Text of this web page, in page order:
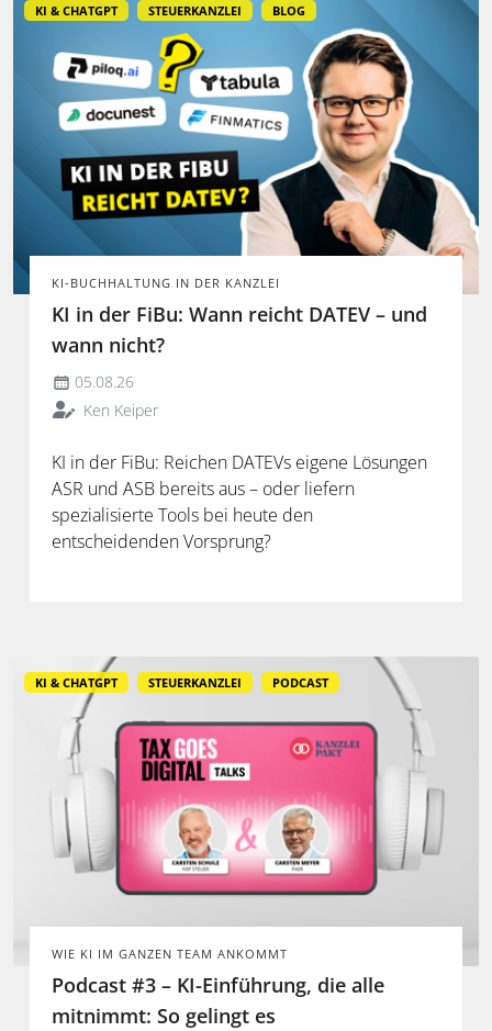
KI & CHATGPT STEUERKANZLEI BLOG
KI-BUCHHALTUNG IN DER KANZLEI
KI in der FiBu: Wann reicht DATEV – und
wann nicht?
05.08.26
Ken Keiper
KI in der FiBu: Reichen DATEVs eigene Lösungen
ASR und ASB bereits aus – oder liefern
spezialisierte Tools bei heute den
entscheidenden Vorsprung?
KI & CHATGPT STEUERKANZLEI PODCAST
WIE KI IM GANZEN TEAM ANKOMMT
Podcast #3 – KI-Einführung, die alle
mitnimmt: So gelingt es